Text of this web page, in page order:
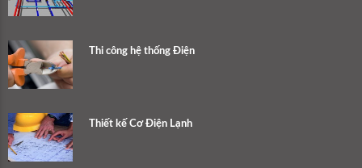
Thi công hệ thống Điện
Thiết kế Cơ Điện Lạnh